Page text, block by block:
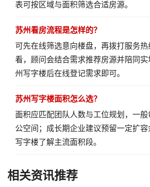
表可按区域与面积筛选合适房源。
苏州看房流程是怎样的？
可先在线筛选意向楼盘，再拨打服务
看，顾问会结合需求推荐房源并陪同实
州写字楼后在线登记需求即可。
苏州写字楼面积怎么选？
面积应匹配团队人数与工位规划，一
公空间；成长期企业建议预留一定扩容
写字楼了解主流面积段。
相关资讯推荐